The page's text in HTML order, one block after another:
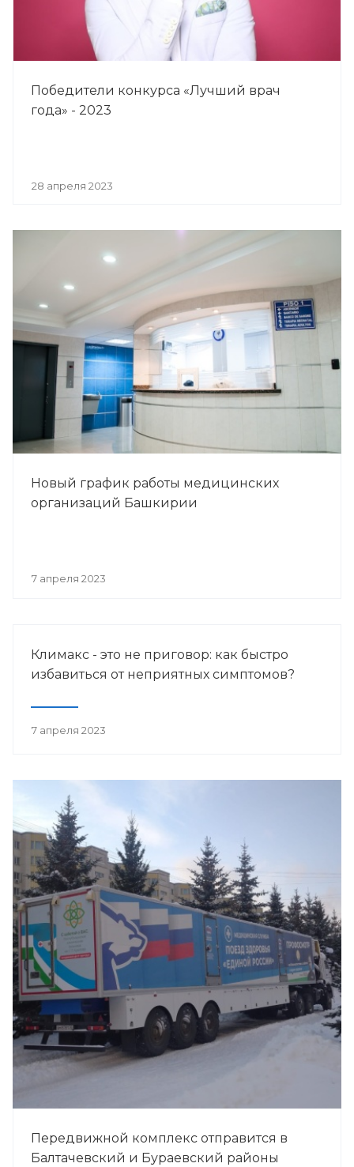
Победители конкурса «Лучший врач
года» - 2023
28 апреля 2023
Новый график работы медицинских
организаций Башкирии
7 апреля 2023
Климакс - это не приговор: как быстро
избавиться от неприятных симптомов?
7 апреля 2023
Передвижной комплекс отправится в
Балтачевский и Бураевский районы